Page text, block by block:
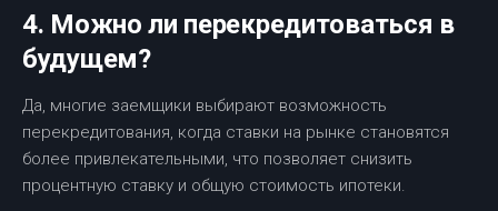
4. Можно ли перекредитоваться в
будущем?
Да, многие заемщики выбирают возможность
перекредитования, когда ставки на рынке становятся
более привлекательными, что позволяет снизить
процентную ставку и общую стоимость ипотеки.